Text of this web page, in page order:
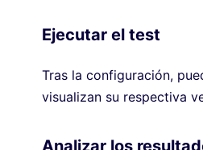
Ejecutar el test
Tras la configuración,
visualizan su respectiva
Analizar los